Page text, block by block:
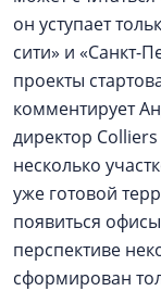
он уступает
сити» и «Санкт-
проекты
комментирует
директор
несколько
уже готовой
появиться
перспективе
сформирован